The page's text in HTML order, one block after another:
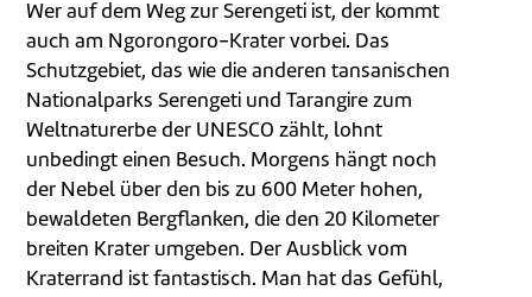
Wer auf dem Weg zur Serengeti ist, der kommt
auch am Ngoro­ngoro-Krater vorbei. Das
Schutzgebiet, das wie die anderen tansanischen
Nationalparks Serengeti und Tarangire zum
Weltnaturerbe der UNESCO zählt, lohnt
unbedingt einen Besuch. Morgens hängt noch
der Nebel über den bis zu 600 Meter hohen,
bewaldeten Bergflanken, die den 20 Kilometer
breiten Krater umgeben. Der Ausblick vom
Kraterrand ist fantastisch. Man hat das Gefühl,